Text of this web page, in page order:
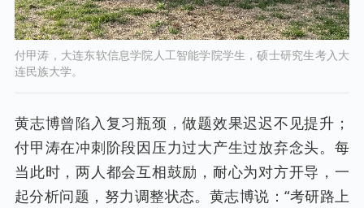
付甲涛，大连东软信息学院人工智能学院学生，硕士研究生考入大
连民族大学。
黄志博曾陷入复习瓶颈，做题效果迟迟不见提升；
付甲涛在冲刺阶段因压力过大产生过放弃念头。每
当此时，两人都会互相鼓励，耐心为对方开导，一
起分析问题，努力调整状态。黄志博说：“考研路上